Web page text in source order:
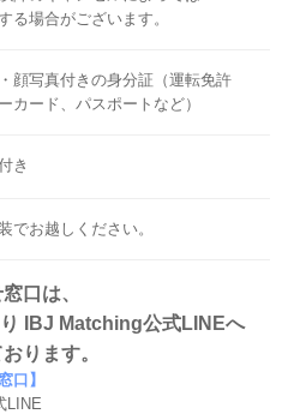
る場合がございます。
顔写真付きの身分証（運転免許
カード、パスポートなど）
き
でお越しください。
口は、
IBJ Matching公式LINEへ
ります。
口】
LINE